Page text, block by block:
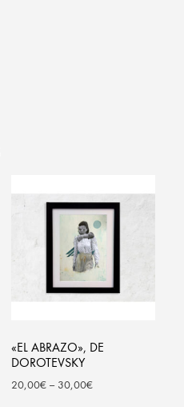
«EL ABRAZO», DE
DOROTEVSKY
20,00€– 30,00€